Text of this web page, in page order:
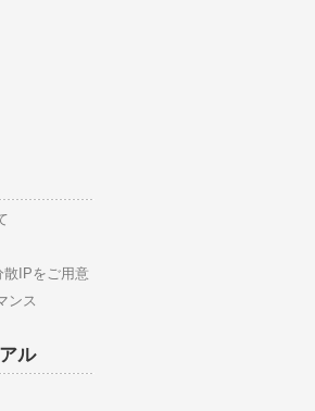
散IPをご用意
ンス
ル